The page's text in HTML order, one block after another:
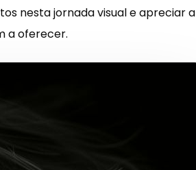
nesta jornada visual e apreciar a
a oferecer.